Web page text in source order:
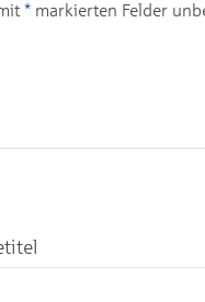
* markierten Felder